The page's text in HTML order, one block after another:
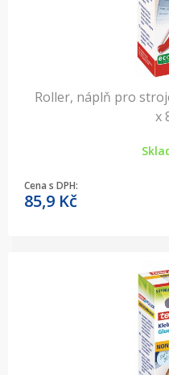
Roller, náplň pro
x
Cena s DPH:
85,9 Kč